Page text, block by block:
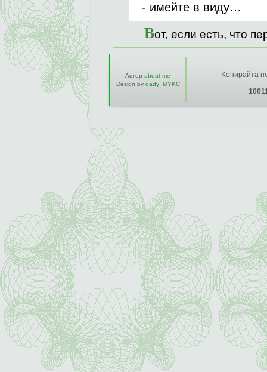
- имейте в виду…
Вот, если есть, что
Автор about me
Design by dady_MYKC
Kопирайта